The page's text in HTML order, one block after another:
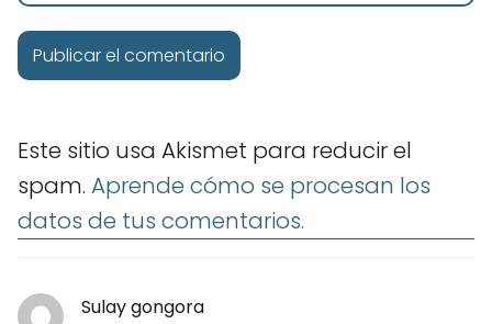
Sulay gongora
Este sitio usa Akismet para reducir el
spam. Aprende cómo se procesan los
datos de tus comentarios.